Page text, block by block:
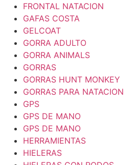
FRONTAL NATACION
GAFAS COSTA
GELCOAT
GORRA ADULTO
GORRA ANIMALS
GORRAS
GORRAS HUNT MONKEY
GORRAS PARA NATACION
GPS
GPS DE MANO
GPS DE MANO
HERRAMIENTAS
HIELERAS